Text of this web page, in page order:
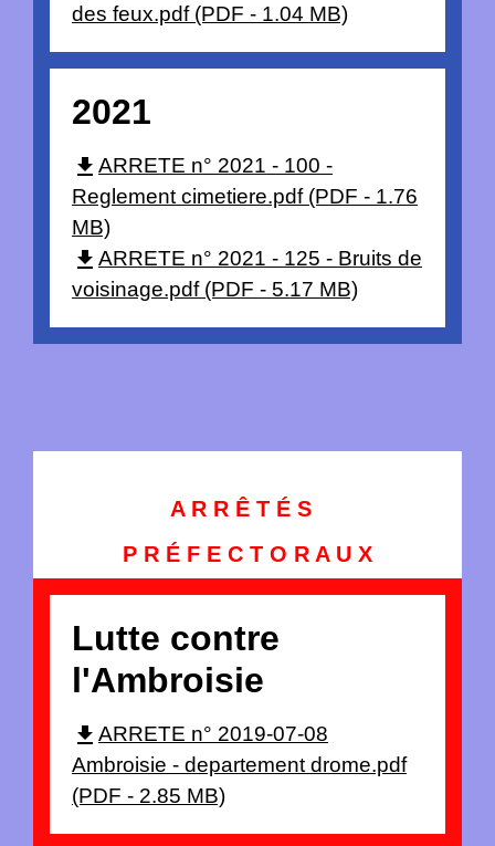
des feux.pdf (PDF - 1.04 MB)
2021
file_download ARRETE n° 2021 - 100 -
Reglement cimetiere.pdf (PDF - 1.76
MB)
file_download ARRETE n° 2021 - 125 - Bruits de
voisinage.pdf (PDF - 5.17 MB)
A R R Ê T É S
P R É F E C T O R A U X
Lutte contre
l'Ambroisie
file_download ARRETE n° 2019-07-08
Ambroisie - departement drome.pdf
(PDF - 2.85 MB)